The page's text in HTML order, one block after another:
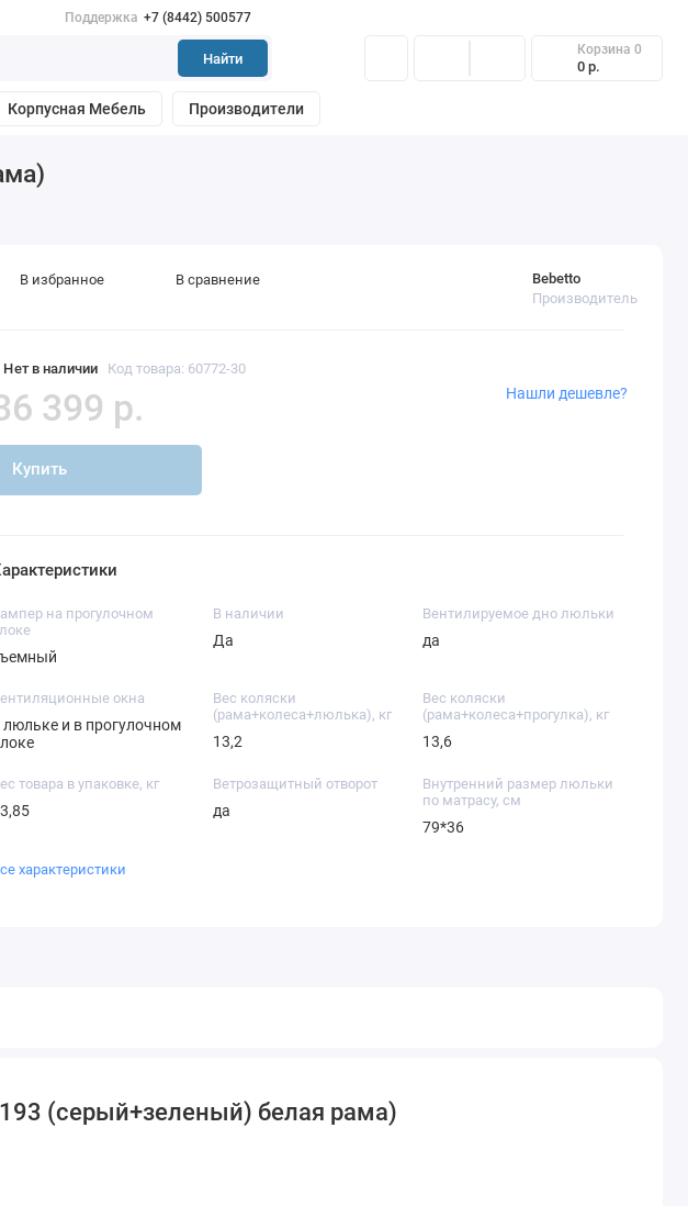
Поддержка +7 (8442) 500577
Найти
Корзина 0
0 р.
Корпусная Мебель Производители
Нет в наличии Код товара: 60772-30
Bebetto
Производитель
399 р.
Купить
Нашли дешевле?
В избранное В сравнение
на прогулочном
В наличии
Да
Вентилируемое дно люльки
да
окна
люльке и в прогулочном
Вес коляски
(рама+колеса+люлька), кг
13,2
Вес коляски
(рама+колеса+прогулка), кг
13,6
товара в упаковке, кг Ветрозащитный отворот
да
Внутренний размер люльки
по матрасу, см
79*36
характеристики
(серый+зеленый) белая рама)